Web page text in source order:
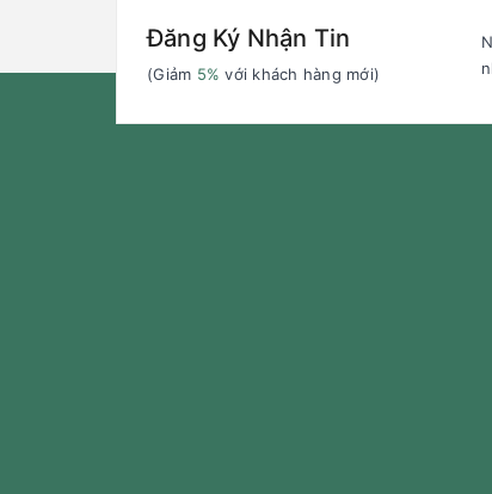
Đăng Ký Nhận Tin
(Giảm 5% với khách hàng mới)